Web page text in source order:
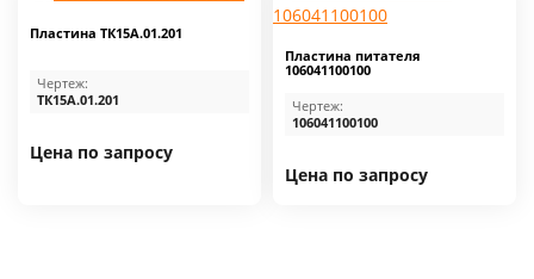
Пластина ТК15А.01.201
Чертеж:
ТК15А.01.201
Цена по запросу
Пластина питателя
106041100100
Чертеж:
106041100100
Цена по запросу